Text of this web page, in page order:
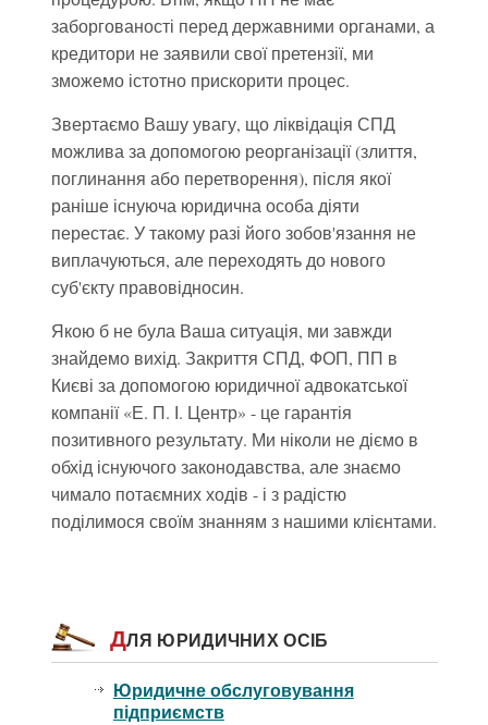
заборгованості перед державними органами, а
кредитори не заявили свої претензії, ми
зможемо істотно прискорити процес.
Звертаємо Вашу увагу, що ліквідація СПД
можлива за допомогою реорганізації (злиття,
поглинання або перетворення), після якої
раніше існуюча юридична особа діяти
перестає. У такому разі його зобов'язання не
виплачуються, але переходять до нового
суб'єкту правовідносин.
Якою б не була Ваша ситуація, ми завжди
знайдемо вихід. Закриття СПД, ФОП, ПП в
Києві за допомогою юридичної адвокатської
компанії «Е. П. І. Центр» - це гарантія
позитивного результату. Ми ніколи не діємо в
обхід існуючого законодавства, але знаємо
чимало потаємних ходів - і з радістю
поділимося своїм знанням з нашими клієнтами.
ДЛЯ ЮРИДИЧНИХ ОСІБ
Юридичне обслуговування
підприємств